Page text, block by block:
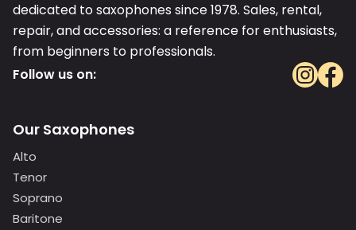
dedicated to saxophones since 1978. Sales, rental,
repair, and accessories: a reference for enthusiasts,
from beginners to professionals.
Follow us on:
Our Saxophones
Alto
Tenor
Soprano
Baritone